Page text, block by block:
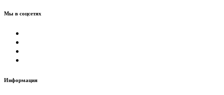
Мы в соцсетях
Информация